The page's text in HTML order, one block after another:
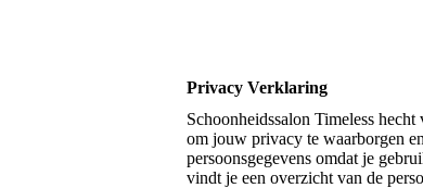
Privacy Verklaring
Schoonheidssalon Timeless
om jouw privacy te waarborgen
persoonsgegevens omdat je
vindt je een overzicht van de